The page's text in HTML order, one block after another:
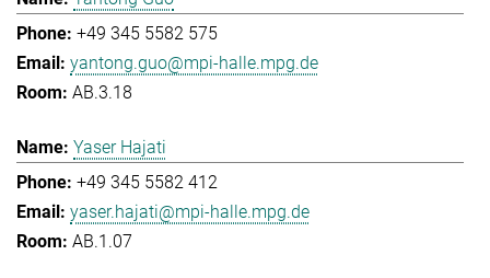
+49 345 5582 575
yantong.guo@mpi-halle.mpg.de
AB.3.18
Yaser Hajati
+49 345 5582 412
yaser.hajati@mpi-halle.mpg.de
AB.1.07